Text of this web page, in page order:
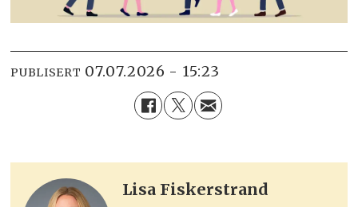
PUBLISERT 07.07.2026 - 15:23
Lisa Fiskerstrand